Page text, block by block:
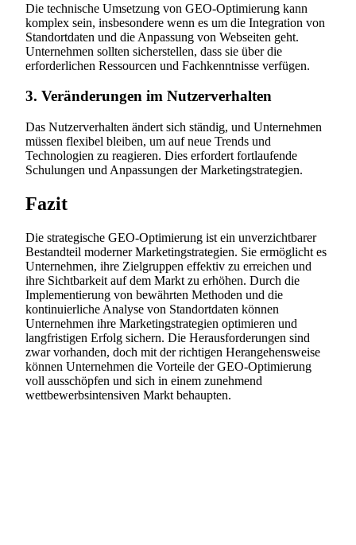
Die technische Umsetzung von GEO-Optimierung kann
komplex sein, insbesondere wenn es um die Integration von
Standortdaten und die Anpassung von Webseiten geht.
Unternehmen sollten sicherstellen, dass sie über die
erforderlichen Ressourcen und Fachkenntnisse verfügen.
3. Veränderungen im Nutzerverhalten
Das Nutzerverhalten ändert sich ständig, und Unternehmen
müssen flexibel bleiben, um auf neue Trends und
Technologien zu reagieren. Dies erfordert fortlaufende
Schulungen und Anpassungen der Marketingstrategien.
Fazit
Die strategische GEO-Optimierung ist ein unverzichtbarer
Bestandteil moderner Marketingstrategien. Sie ermöglicht es
Unternehmen, ihre Zielgruppen effektiv zu erreichen und
ihre Sichtbarkeit auf dem Markt zu erhöhen. Durch die
Implementierung von bewährten Methoden und die
kontinuierliche Analyse von Standortdaten können
Unternehmen ihre Marketingstrategien optimieren und
langfristigen Erfolg sichern. Die Herausforderungen sind
zwar vorhanden, doch mit der richtigen Herangehensweise
können Unternehmen die Vorteile der GEO-Optimierung
voll ausschöpfen und sich in einem zunehmend
wettbewerbsintensiven Markt behaupten.